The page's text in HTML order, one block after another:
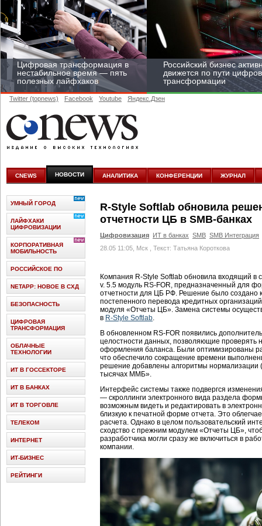
Цифровая трансформация в
нестабильное время — пять
полезных лайфхаков
Российский бизнес
движется по пути
трансформации
цифровизироваться со
скоростью крупных
корпораций
Twitter (topnews) Facebook Youtube Яндекс.Дзен
CNEWS НОВОСТИ АНАЛИТИКА КОНФЕРЕНЦИИ ЖУРНАЛ
R-Style Softlab обновила
отчетности ЦБ в SMB-банках
Цифровизация ИТ в банках SMB SMB Интеграция
28.05 11:05, Мск , Текст: Татьяна Короткова
Компания R-Style Softlab обновила входящий в
v. 5.5 модуль RS-FOR, предназначенный для
отчетности для ЦБ РФ. Решение было создано
постепенного перевода кредитных
модуля «Отчеты ЦБ». Замена системы
в R-Style Softlab.
В обновленном RS-FOR появились
целостности данных, позволяющие проверять
оформления баланса. Были оптимизированы
что обеспечило сокращение времени
решение добавлены алгоритмы нормализации
тысячах ММБ».
Интерфейс системы также подвергся
— скроллинги электронного вида раздела
возможным видеть и редактировать в
близкую к печатной форме отчета. Это
расчета. Однако в целом пользовательский
сходство с прежним модулем «Отчеты ЦБ»,
разработчика могли сразу же включиться в
компании.
УМНЫЙ ГОРОД
ЛАЙФХАКИ
ЦИФРОВИЗАЦИИ
КОРПОРАТИВНАЯ
МОБИЛЬНОСТЬ
РОССИЙСКОЕ ПО
NETAPP: НОВОЕ В СХД
БЕЗОПАСНОСТЬ
ЦИФРОВАЯ
ТРАНСФОРМАЦИЯ
ОБЛАЧНЫЕ
ТЕХНОЛОГИИ
ИТ В ГОССЕКТОРЕ
ИТ В БАНКАХ
ИТ В ТОРГОВЛЕ
ТЕЛЕКОМ
ИНТЕРНЕТ
ИТ-БИЗНЕС
РЕЙТИНГИ